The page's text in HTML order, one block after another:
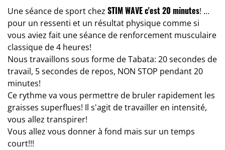
Une séance de sport chez STIM WAVE c'est 20 minutes! ...
pour un ressenti et un résultat physique comme si
vous aviez fait une séance de renforcement musculaire
classique de 4 heures!
Nous travaillons sous forme de Tabata: 20 secondes de
travail, 5 secondes de repos, NON STOP pendant 20
minutes!
Ce rythme va vous permettre de bruler rapidement les
graisses superflues! Il s'agit de travailler en intensité,
vous allez transpirer!
Vous allez vous donner à fond mais sur un temps
court!!!